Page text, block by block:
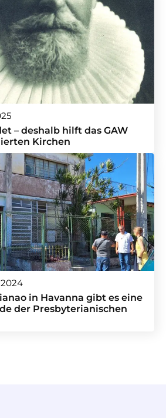
– deshalb hilft das GAW
Kirchen
in Havanna gibt es eine
der Presbyterianischen